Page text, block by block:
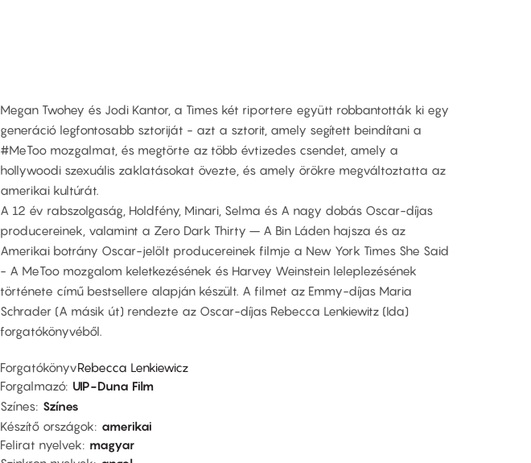
Megan Twohey és Jodi Kantor, a Times két riportere együtt robbantották ki egy
generáció legfontosabb sztoriját - azt a sztorit, amely segített beindítani a
#MeToo mozgalmat, és megtörte az több évtizedes csendet, amely a
hollywoodi szexuális zaklatásokat övezte, és amely örökre megváltoztatta az
amerikai kultúrát.
A 12 év rabszolgaság, Holdfény, Minari, Selma és A nagy dobás Oscar-díjas
producereinek, valamint a Zero Dark Thirty – A Bin Láden hajsza és az
Amerikai botrány Oscar-jelölt producereinek filmje a New York Times She Said
- A MeToo mozgalom keletkezésének és Harvey Weinstein leleplezésének
története című bestsellere alapján készült. A filmet az Emmy-díjas Maria
Schrader (A másik út) rendezte az Oscar-díjas Rebecca Lenkiewitz (Ida)
forgatókönyvéből.
ForgatókönyvRebecca Lenkiewicz
Forgalmazó UIP-Duna Film
Színes Színes
Készítő országok
amerikai
Felirat nyelvek
magyar